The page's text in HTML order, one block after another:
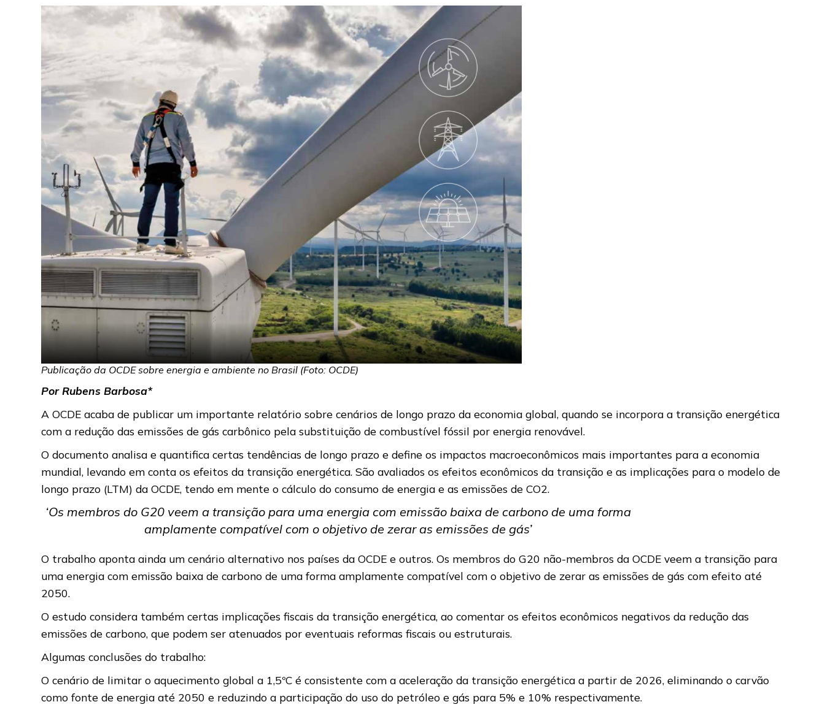
Publicação da OCDE sobre energia e ambiente no Brasil (Foto: OCDE)
Por Rubens Barbosa*
A OCDE acaba de publicar um importante relatório sobre cenários de longo prazo da economia global, quando se incorpora a transição energética
com a redução das emissões de gás carbônico pela substituição de combustível fóssil por energia renovável.
O documento analisa e quantifica certas tendências de longo prazo e define os impactos macroeconômicos mais importantes para a economia
mundial, levando em conta os efeitos da transição energética. São avaliados os efeitos econômicos da transição e as implicações para o modelo de
longo prazo (LTM) da OCDE, tendo em mente o cálculo do consumo de energia e as emissões de CO2.
‘Os membros do G20 veem a transição para uma energia com emissão baixa de carbono de uma forma
amplamente compatível com o objetivo de zerar as emissões de gás’
O trabalho aponta ainda um cenário alternativo nos países da OCDE e outros. Os membros do G20 não-membros da OCDE veem a transição para
uma energia com emissão baixa de carbono de uma forma amplamente compatível com o objetivo de zerar as emissões de gás com efeito até
2050.
O estudo considera também certas implicações fiscais da transição energética, ao comentar os efeitos econômicos negativos da redução das
emissões de carbono, que podem ser atenuados por eventuais reformas fiscais ou estruturais.
Algumas conclusões do trabalho:
O cenário de limitar o aquecimento global a 1,5ºC é consistente com a aceleração da transição energética a partir de 2026, eliminando o carvão
como fonte de energia até 2050 e reduzindo a participação do uso do petróleo e gás para 5% e 10% respectivamente.